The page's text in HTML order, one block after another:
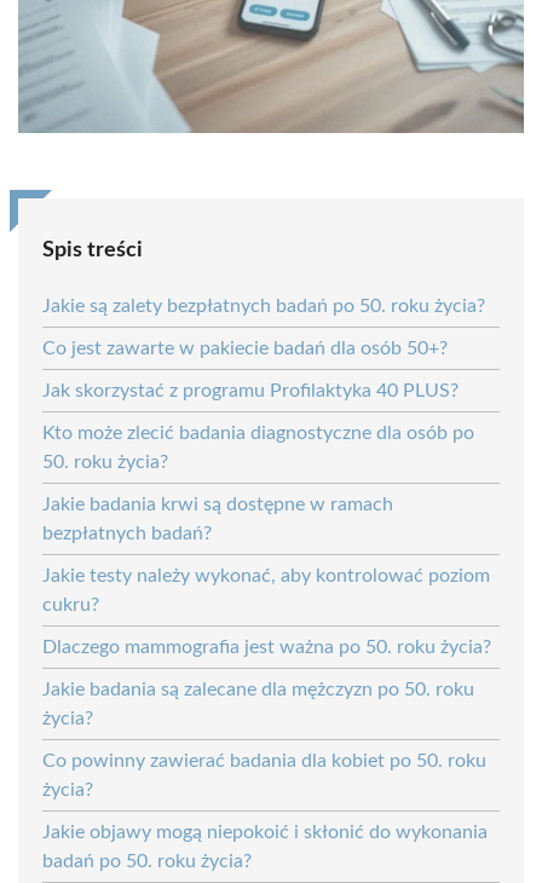
Spis treści
Jakie są zalety bezpłatnych badań po 50. roku życia?
Co jest zawarte w pakiecie badań dla osób 50+?
Jak skorzystać z programu Profilaktyka 40 PLUS?
Kto może zlecić badania diagnostyczne dla osób po
50. roku życia?
Jakie badania krwi są dostępne w ramach
bezpłatnych badań?
Jakie testy należy wykonać, aby kontrolować poziom
cukru?
Dlaczego mammografia jest ważna po 50. roku życia?
Jakie badania są zalecane dla mężczyzn po 50. roku
życia?
Co powinny zawierać badania dla kobiet po 50. roku
życia?
Jakie objawy mogą niepokoić i skłonić do wykonania
badań po 50. roku życia?